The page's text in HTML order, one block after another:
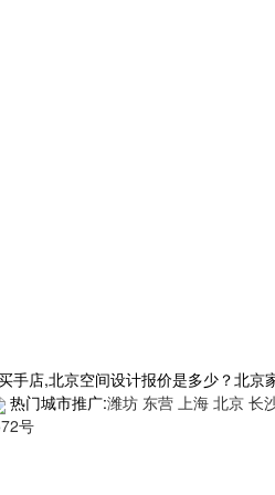
手店,北京空间设计报价是多少？北
热门城市推广:潍坊 东营 上海 北京 长
号